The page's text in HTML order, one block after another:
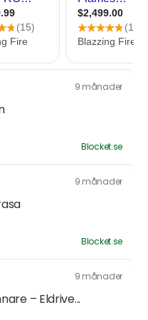
9 månader
Blocket.se
9 månader
Blocket.se
9 månader
– Eldrive...